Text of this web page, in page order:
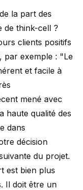
la part des
de think-cell ?
clients positifs
par exemple : "Le
et facile à
mené avec
haute qualité des
dans
décision
du projet.
est bien plus
Il doit être un